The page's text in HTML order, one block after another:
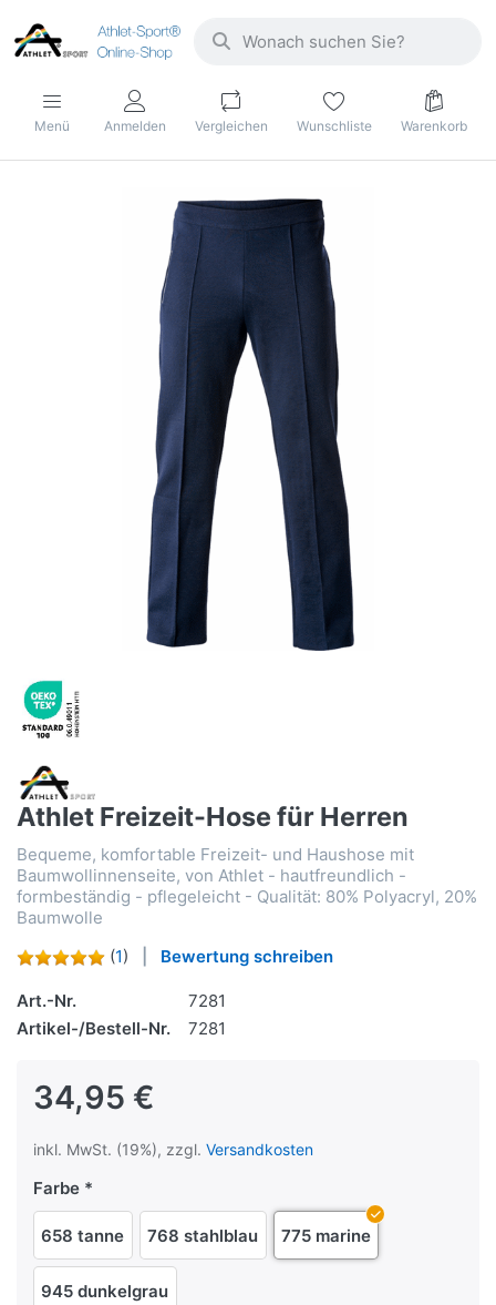
Menü Anmelden Vergleichen Wunschliste Warenkorb
Athlet Freizeit-Hose für Herren
Bequeme, komfortable Freizeit- und Haushose mit
Baumwollinnenseite, von Athlet - hautfreundlich -
formbeständig - pflegeleicht - Qualität: 80% Polyacryl, 20%
Baumwolle
(1) Bewertung schreiben
Art.-Nr.
7281
Artikel-/Bestell-Nr.
7281
34,95 €
inkl. MwSt. (19%), zzgl. Versandkosten
Farbe
658 tanne 768 stahlblau 775 marine
945 dunkelgrau